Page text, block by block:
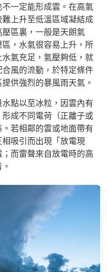
一定能形成雲。在高氣
上升至低溫區域凝結成
區裏，一般是天朗氣
，水氣很容易上升，所
氣充足，氣壓夠低，就
風的流動，於特定條件
供強烈的暴風雨天氣。
點以至冰粒，因雲內有
成不同電荷（正離子或
若相鄰的雲或地面帶有
吸引而出現「放電現
而雷聲來自放電時的高